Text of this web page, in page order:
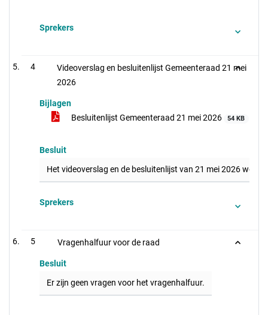
Sprekers
4
Videoverslag en besluitenlijst Gemeenteraad 21 mei
2026
Bijlagen
Besluitenlijst Gemeenteraad 21 mei 2026
54 KB
Besluit
Het videoverslag en de besluitenlijst van 21 mei 2026
Sprekers
5 Vragenhalfuur voor de raad
Besluit
Er zijn geen vragen voor het vragenhalfuur.